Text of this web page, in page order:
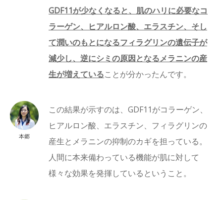
GDF11が少なくなると、肌のハリに必要なコ
ラーゲン、ヒアルロン酸、エラスチン、そし
て潤いのもとになるフィラグリンの遺伝子が
減少し、逆にシミの原因となるメラニンの産
生が増えていることが分かったんです。
本郷
この結果が示すのは、GDF11がコラーゲン、
ヒアルロン酸、エラスチン、フィラグリンの
産生とメラニンの抑制のカギを担っている。
人間に本来備わっている機能が肌に対して
様々な効果を発揮しているということ。